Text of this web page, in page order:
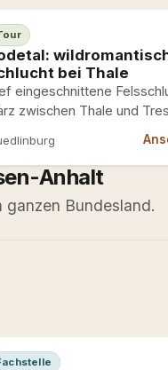
bei Thale
eingeschnittene
zwischen Thale und
mit
Anhalt
ganzen Bundesland.